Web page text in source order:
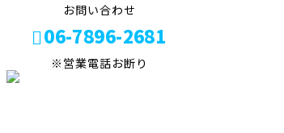
お問い合わせ
06-7896-2681
※営業電話お断り